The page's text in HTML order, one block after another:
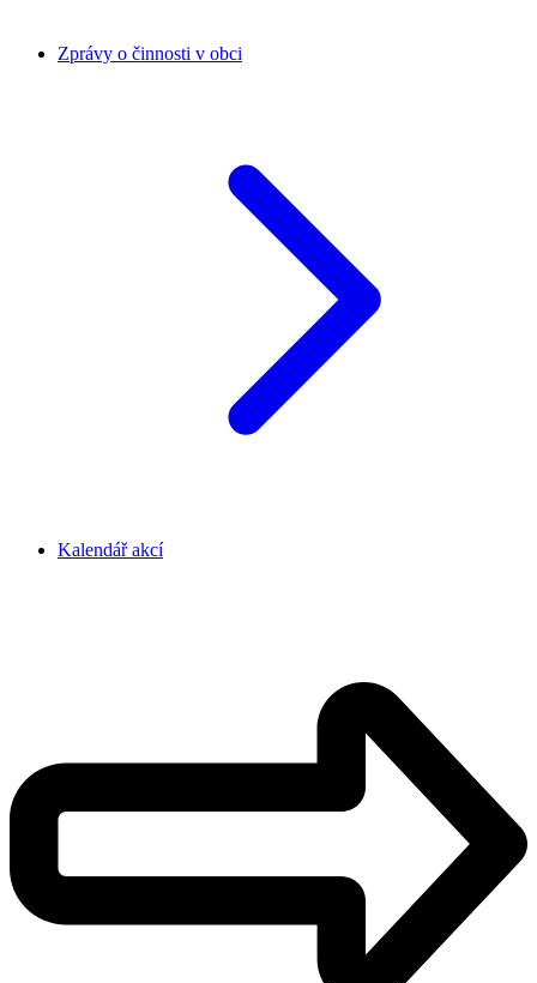
Zprávy o činnosti v obci
Kalendář akcí